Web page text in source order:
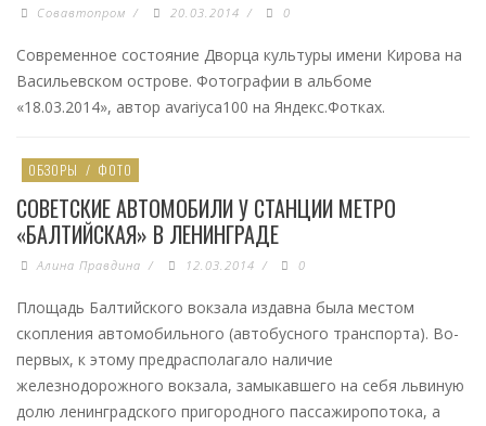
Совавтопром / 20.03.2014 / 0
Современное состояние Дворца культуры имени Кирова на
Васильевском острове. Фотографии в альбоме
«18.03.2014», автор avariyca100 на Яндекс.Фотках.
ОБЗОРЫ / ФОТО
СОВЕТСКИЕ АВТОМОБИЛИ У СТАНЦИИ МЕТРО
«БАЛТИЙСКАЯ» В ЛЕНИНГРАДЕ
Алина Правдина / 12.03.2014 / 0
Площадь Балтийского вокзала издавна была местом
скопления автомобильного (автобусного транспорта). Во-
первых, к этому предрасполагало наличие
железнодорожного вокзала, замыкавшего на себя львиную
долю ленинградского пригородного пассажиропотока, а